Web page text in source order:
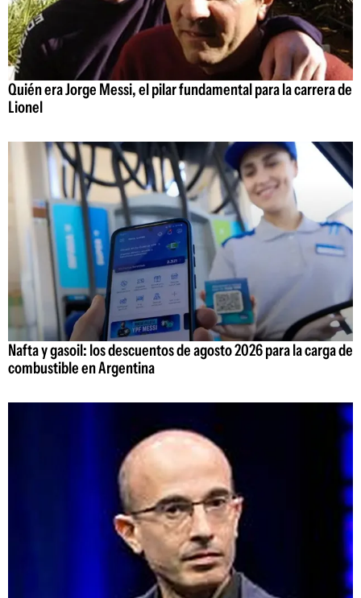
Quién era Jorge Messi, el pilar fundamental para la carrera de
Lionel
Nafta y gasoil: los descuentos de agosto 2026 para la carga de
combustible en Argentina